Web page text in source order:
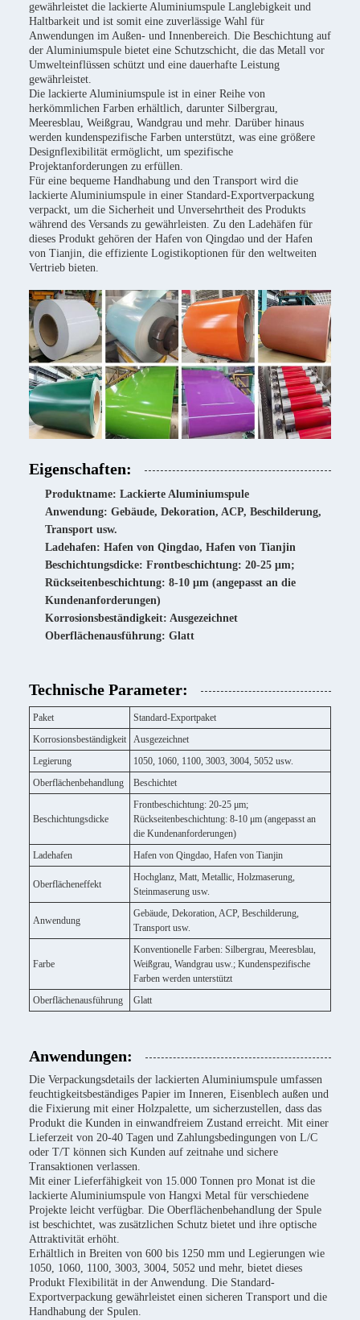
gewährleistet die lackierte Aluminiumspule Langlebigkeit und
Haltbarkeit und ist somit eine zuverlässige Wahl für
Anwendungen im Außen- und Innenbereich. Die Beschichtung auf
der Aluminiumspule bietet eine Schutzschicht, die das Metall vor
Umwelteinflüssen schützt und eine dauerhafte Leistung
gewährleistet.
Die lackierte Aluminiumspule ist in einer Reihe von
herkömmlichen Farben erhältlich, darunter Silbergrau,
Meeresblau, Weißgrau, Wandgrau und mehr. Darüber hinaus
werden kundenspezifische Farben unterstützt, was eine größere
Designflexibilität ermöglicht, um spezifische
Projektanforderungen zu erfüllen.
Für eine bequeme Handhabung und den Transport wird die
lackierte Aluminiumspule in einer Standard-Exportverpackung
verpackt, um die Sicherheit und Unversehrtheit des Produkts
während des Versands zu gewährleisten. Zu den Ladehäfen für
dieses Produkt gehören der Hafen von Qingdao und der Hafen
von Tianjin, die effiziente Logistikoptionen für den weltweiten
Vertrieb bieten.
Eigenschaften:
Produktname: Lackierte Aluminiumspule
Anwendung: Gebäude, Dekoration, ACP, Beschilderung,
Transport usw.
Ladehafen: Hafen von Qingdao, Hafen von Tianjin
Beschichtungsdicke: Frontbeschichtung: 20-25 μm;
Rückseitenbeschichtung: 8-10 μm (angepasst an die
Kundenanforderungen)
Korrosionsbeständigkeit: Ausgezeichnet
Oberflächenausführung: Glatt
Technische Parameter:
Paket
Standard-Exportpaket
Korrosionsbeständigkeit
Ausgezeichnet
Legierung
1050, 1060, 1100, 3003, 3004, 5052 usw.
Oberflächenbehandlung
Beschichtet
Beschichtungsdicke
Frontbeschichtung: 20-25 μm;
Rückseitenbeschichtung: 8-10 μm (angepasst an
die Kundenanforderungen)
Ladehafen
Hafen von Qingdao, Hafen von Tianjin
Oberflächeneffekt
Hochglanz, Matt, Metallic, Holzmaserung,
Steinmaserung usw.
Anwendung
Gebäude, Dekoration, ACP, Beschilderung,
Transport usw.
Farbe
Konventionelle Farben: Silbergrau, Meeresblau,
Weißgrau, Wandgrau usw.; Kundenspezifische
Farben werden unterstützt
Oberflächenausführung
Glatt
Anwendungen:
Die Verpackungsdetails der lackierten Aluminiumspule umfassen
feuchtigkeitsbeständiges Papier im Inneren, Eisenblech außen und
die Fixierung mit einer Holzpalette, um sicherzustellen, dass das
Produkt die Kunden in einwandfreiem Zustand erreicht. Mit einer
Lieferzeit von 20-40 Tagen und Zahlungsbedingungen von L/C
oder T/T können sich Kunden auf zeitnahe und sichere
Transaktionen verlassen.
Mit einer Lieferfähigkeit von 15.000 Tonnen pro Monat ist die
lackierte Aluminiumspule von Hangxi Metal für verschiedene
Projekte leicht verfügbar. Die Oberflächenbehandlung der Spule
ist beschichtet, was zusätzlichen Schutz bietet und ihre optische
Attraktivität erhöht.
Erhältlich in Breiten von 600 bis 1250 mm und Legierungen wie
1050, 1060, 1100, 3003, 3004, 5052 und mehr, bietet dieses
Produkt Flexibilität in der Anwendung. Die Standard-
Exportverpackung gewährleistet einen sicheren Transport und die
Handhabung der Spulen.